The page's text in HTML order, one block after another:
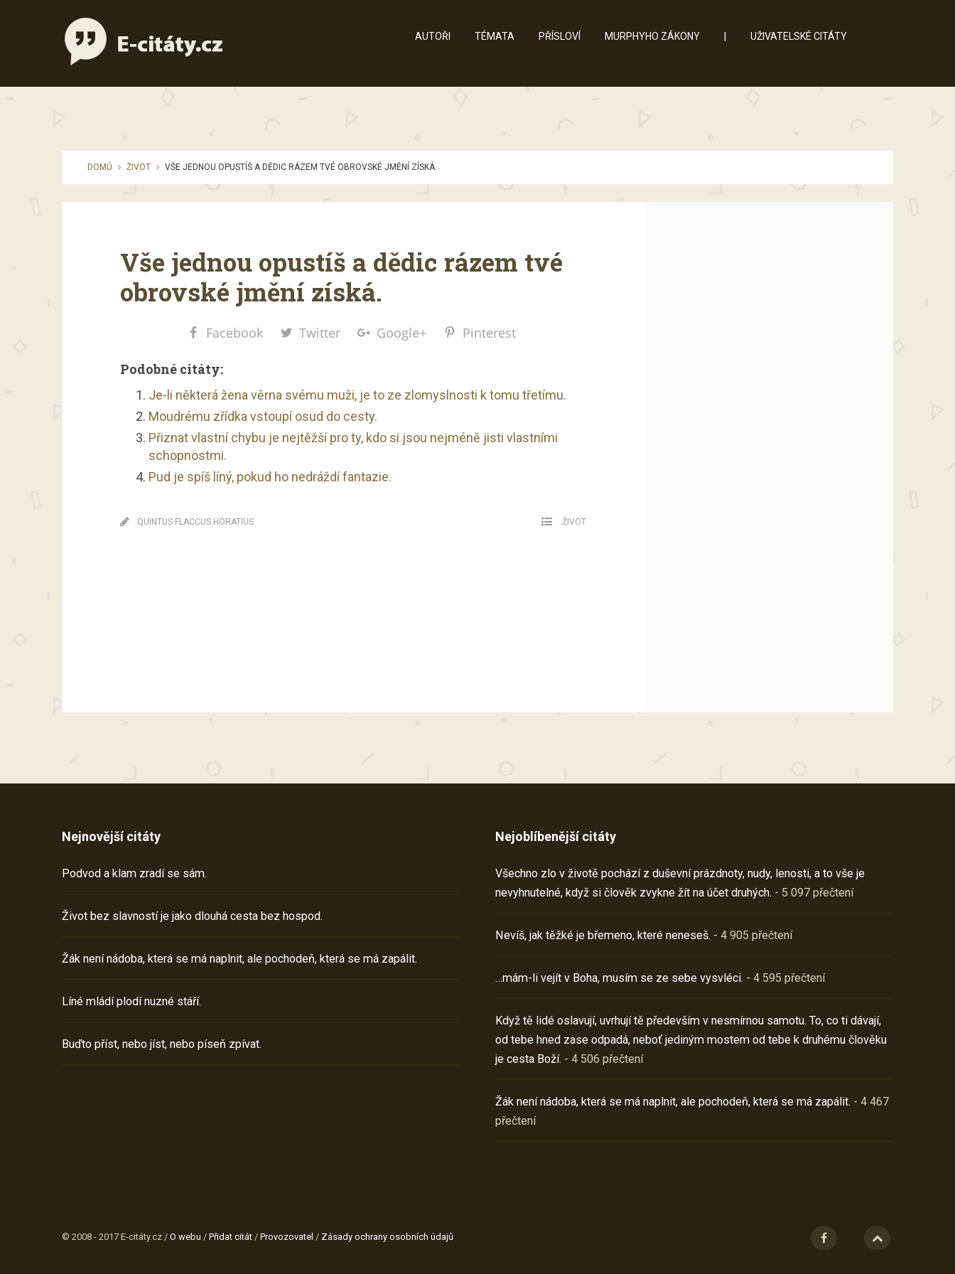
AUTOŘI TÉMATA PŘÍSLOVÍ MURPHYHO ZÁKONY UŽIVATELSKÉ CITÁTY
DOMŮ ŽIVOT VŠE JEDNOU OPUSTÍŠ A DĚDIC RÁZEM TVÉ OBROVSKÉ JMĚNÍ ZÍSKÁ.
Vše jednou opustíš a dědic rázem tvé
obrovské jmění získá.
Facebook Twitter Google+ Pinterest
Podobné citáty:
Je-li některá žena věrna svému muži, je to ze zlomyslnosti k tomu třetímu.
Moudrému zřídka vstoupí osud do cesty.
Přiznat vlastní chybu je nejtěžší pro ty, kdo si jsou nejméně jisti vlastními
schopnostmi.
Pud je spíš líný, pokud ho nedráždí fantazie.
QUINTUS FLACCUS HORATIUS ŽIVOT
Nejnovější citáty
Podvod a klam zradí se sám.
Život bez slavností je jako dlouhá cesta bez hospod.
Žák není nádoba, která se má naplnit, ale pochodeň, která se má zapálit.
Líné mládí plodí nuzné stáří.
Buďto příst, nebo jíst, nebo píseň zpívat.
Nejoblíbenější citáty
Všechno zlo v životě pochází z duševní prázdnoty, nudy, lenosti, a to vše je
nevyhnutelné, když si člověk zvykne žít na účet druhých. - 5 097 přečtení
Nevíš, jak těžké je břemeno, které neneseš. - 4 905 přečtení
…mám-li vejít v Boha, musím se ze sebe vysvléci. - 4 595 přečtení
Když tě lidé oslavují, uvrhují tě především v nesmírnou samotu. To, co ti dávají,
od tebe hned zase odpadá, neboť jediným mostem od tebe k druhému člověku
je cesta Boží. - 4 506 přečtení
Žák není nádoba, která se má naplnit, ale pochodeň, která se má zapálit. - 4 467
přečtení
© 2008 - 2017 E-citáty.cz / O webu / Přidat citát / Provozovatel / Zásady ochrany osobních údajů